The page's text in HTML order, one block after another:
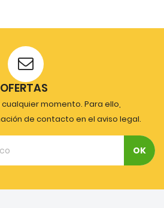
momento. Para ello,
de contacto en el aviso legal.